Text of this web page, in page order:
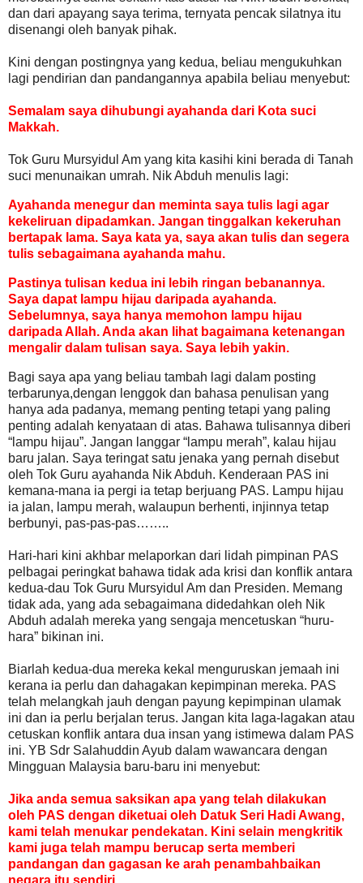
dan dari apayang saya terima, ternyata pencak silatnya itu
disenangi oleh banyak pihak.
Kini dengan postingnya yang kedua, beliau mengukuhkan
lagi pendirian dan pandangannya apabila beliau menyebut:
Semalam saya dihubungi ayahanda dari Kota suci
Makkah.
Tok Guru Mursyidul Am yang kita kasihi kini berada di Tanah
suci menunaikan umrah. Nik Abduh menulis lagi:
Ayahanda menegur dan meminta saya tulis lagi agar
kekeliruan dipadamkan. Jangan tinggalkan kekeruhan
bertapak lama. Saya kata ya, saya akan tulis dan segera
tulis sebagaimana ayahanda mahu.
Pastinya tulisan kedua ini lebih ringan bebanannya.
Saya dapat lampu hijau daripada ayahanda.
Sebelumnya, saya hanya memohon lampu hijau
daripada Allah. Anda akan lihat bagaimana ketenangan
mengalir dalam tulisan saya. Saya lebih yakin.
Bagi saya apa yang beliau tambah lagi dalam posting
terbarunya,dengan lenggok dan bahasa penulisan yang
hanya ada padanya, memang penting tetapi yang paling
penting adalah kenyataan di atas. Bahawa tulisannya diberi
“lampu hijau”. Jangan langgar “lampu merah”, kalau hijau
baru jalan. Saya teringat satu jenaka yang pernah disebut
oleh Tok Guru ayahanda Nik Abduh. Kenderaan PAS ini
kemana-mana ia pergi ia tetap berjuang PAS. Lampu hijau
ia jalan, lampu merah, walaupun berhenti, injinnya tetap
berbunyi, pas-pas-pas……..
Hari-hari kini akhbar melaporkan dari lidah pimpinan PAS
pelbagai peringkat bahawa tidak ada krisi dan konflik antara
kedua-dau Tok Guru Mursyidul Am dan Presiden. Memang
tidak ada, yang ada sebagaimana didedahkan oleh Nik
Abduh adalah mereka yang sengaja mencetuskan “huru-
hara” bikinan ini.
Biarlah kedua-dua mereka kekal menguruskan jemaah ini
kerana ia perlu dan dahagakan kepimpinan mereka. PAS
telah melangkah jauh dengan payung kepimpinan ulamak
ini dan ia perlu berjalan terus. Jangan kita laga-lagakan atau
cetuskan konflik antara dua insan yang istimewa dalam PAS
ini. YB Sdr Salahuddin Ayub dalam wawancara dengan
Mingguan Malaysia baru-baru ini menyebut:
Jika anda semua saksikan apa yang telah dilakukan
oleh PAS dengan diketuai oleh Datuk Seri Hadi Awang,
kami telah menukar pendekatan. Kini selain mengkritik
kami juga telah mampu berucap serta memberi
pandangan dan gagasan ke arah penambahbaikan
negara itu sendiri.